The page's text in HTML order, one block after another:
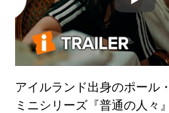
アイルランド出身のポール
ミニシリーズ『普通の人々